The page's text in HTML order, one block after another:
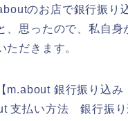
のお店で銀行振り
、思ったので、私自身
ただきます。
m.about 銀行振り込
支払い方法 銀行振り